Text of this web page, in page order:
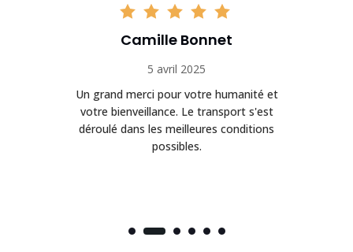
Camille Bonnet
5 avril 2025
Un grand merci pour votre humanité et
votre bienveillance. Le transport s'est
déroulé dans les meilleures conditions
possibles.